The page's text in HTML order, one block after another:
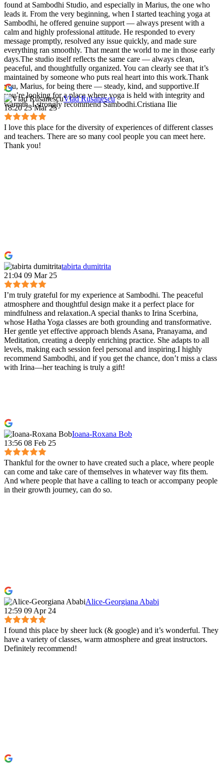
found at Sambodhi Studio, and especially in Marius, the one who
leads it. From the very beginning, when I started teaching yoga at
Sambodhi, he offered genuine support — always present with a
calm and highly professional attitude. He responded to every
message promptly, resolved any issue quickly, and made sure
everything ran smoothly. That meant the world to me in those early
days.The studio itself reflects the same care — always clean,
peaceful, and thoughtfully organized. You can clearly see that it’s
maintained by someone who puts real heart into this work.Thank
you, Marius, for being there — steady, kind, and supportive.If
you’re looking for a place where yoga is held with integrity and
warmth, I strongly recommend Sambodhi.Cristiana Ilie
Vlad Rusanescu
18:20 23 Mar 25
I love this place for the diversity of experiences of different classes
and teachers. There are so many cool people you can meet here.
Thank you!
tabirta dumitrita
21:04 09 Mar 25
I’m truly grateful for my experience at Sambodhi. The peaceful
atmosphere and thoughtful design make it a perfect place for
mindfulness and relaxation.A special thanks to Irina Scerbina,
whose Hatha Yoga classes are both grounding and transformative.
Her gentle yet effective approach blends Asana, Pranayama, and
Meditation, creating a deeply enriching practice. She adapts to all
levels, making each session feel personal and inspiring.I highly
recommend Sambodhi, and if you get the chance, don’t miss a class
with Irina—her teaching is truly a gift!
Ioana-Roxana Bob
13:56 08 Feb 25
Thankful for the owner to have created such a place, where people
can come and take care of themselves in whatever way fits them.
And where people that have a calling to teach or accompany people
in their growth journey, can do so.
Alice-Georgiana Ababi
12:59 09 Apr 24
I found this place by sheer luck (& google) and it’s wonderful. They
have a variety of classes, warm atmosphere and great instructors.
Definitely recommend!